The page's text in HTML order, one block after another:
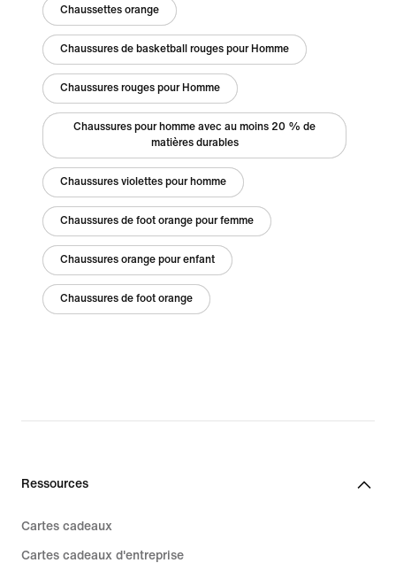
Chaussettes orange
Chaussures de basketball rouges pour Homme
Chaussures rouges pour Homme
Chaussures pour homme avec au moins 20 % de
matières durables
Chaussures violettes pour homme
Chaussures de foot orange pour femme
Chaussures orange pour enfant
Chaussures de foot orange
Ressources
Cartes cadeaux
Cartes cadeaux d'entreprise